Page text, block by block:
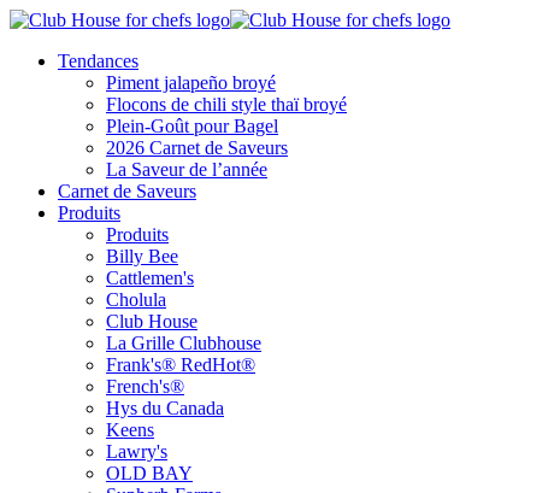
Tendances
Piment jalapeño broyé
Flocons de chili style thaï broyé
Plein-Goût pour Bagel
2026 Carnet de Saveurs
La Saveur de l’année
Carnet de Saveurs
Produits
Produits
Billy Bee
Cattlemen's
Cholula
Club House
La Grille Clubhouse
Frank's® RedHot®
French's®
Hys du Canada
Keens
Lawry's
OLD BAY